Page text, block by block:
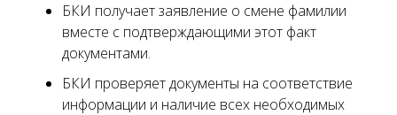
БКИ получает заявление о смене фамилии
вместе с подтверждающими этот факт
документами.
БКИ проверяет документы на соответствие
информации и наличие всех необходимых